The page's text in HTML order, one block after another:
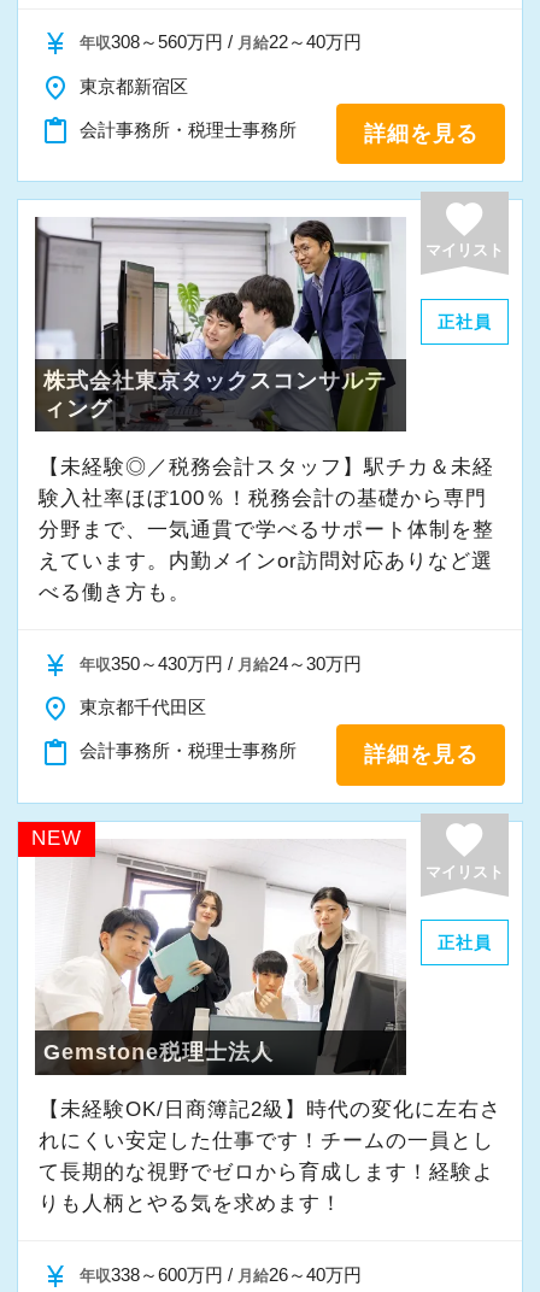
また、当社では資格の有無が給与に直接影響す
ることはありません。
評価はあくまでも成果と姿勢。
たとえば、「担当しているお客様の年間売上」
などを基準に、**頑張りに応じたインセンティ
ブ（決算賞与）**を支給しています。
そのため、年収1,000万円を超える職員も複数在
籍しており、実力次第で大きくステップアップ
できる環境です。
【求める人材像】
・継続して努力のできる体力のある人
・明るく素直な人
1984年に創業以来、現在では1,200件以上の日
を続けています。
っています。
是非、一緒に働きませんか！
▽採用サイト
職場環境やスタッフのインタビューなど、掲載
しております！
https://www.mountain.co.jp/recruiting/
6年目職員
監査担当（10件前後） ＋ 正確な処理が得意
で、決算処理を多くこなすスペシャリストに
【充実した研修体制／気が付けば経営のプロフ
ェッショナルに】
社会人になってから自発的に知識、経験を得る
ことは非常に大変です。当社の特徴でもある朝8
時からの勉強会では、消費税の実務知識の習
得、決算書の作成方法習得等々、プロフェッシ
ョナルになるための講習を実施しており、知識
を定着されるために考査も実施しています。勿
論、入社時研修や担当の上司がついて随時サポ
ートしていく体制も整っていますので、未経験
の方でも安心して仕事に取り組んで頂けます。
結果的に、6ヶ月後には顧問先に訪問できるレベ
ルになっています。また、顧問先一社に対し、
も顧問先の前担当者がサポートする仕組みもあ
ります。
【税理士資格がなくても活躍できる／給与も資
格は関係なし】
「税理士補助」、そんな言葉は私たちに存在し
ません。全員が年齢、性別、学歴に関係なく活
躍できる職場となっており、多くの若手職員が
活躍しています。
勿論、資格試験への挑戦は大歓迎で、CFP資格
を推奨しています。CFP資格は税務、社労、保
険、不動産、相続事業承継、金融資産運用の6分
様の役に立てる）資格です。
また、資格の有無で給与が決定されるわけでは
ないため、頑張り次第で給与に差がついていき
ありますが、売上の金額に応じてインセンティ
currency_yen 年収308～560万円 / 月給22～40万円
place 東京都新宿区
content_paste 会計事務所・税理士事務所 詳細を見る
favorite
マイリスト
正社員
株式会社東京タックスコンサルテ
ィング
【未経験◎／税務会計スタッフ】駅チカ＆未経
験入社率ほぼ100％！税務会計の基礎から専門
分野まで、一気通貫で学べるサポート体制を整
えています。内勤メインor訪問対応ありなど選
べる働き方も。
currency_yen 年収350～430万円 / 月給24～30万円
place 東京都千代田区
content_paste 会計事務所・税理士事務所 詳細を見る
NEW favorite
マイリスト
正社員
Gemstone税理士法人
【未経験OK/日商簿記2級】時代の変化に左右さ
れにくい安定した仕事です！チームの一員とし
て⻑期的な視野でゼロから育成します！経験よ
りも人柄とやる気を求めます！
currency_yen 年収338～600万円 / 月給26～40万円